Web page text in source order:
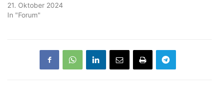
21. Oktober 2024
In "Forum"